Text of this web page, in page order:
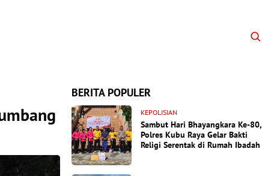
BERITA POPULER
KEPOLISIAN
Sambut Hari Bhayangkara Ke-80,
Polres Kubu Raya Gelar Bakti
Religi Serentak di Rumah Ibadah